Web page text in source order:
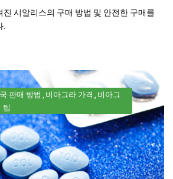
시알리스의 구매 방법 및 안전한 구매를
.
판매 방법 비아그라 가격
비아그
팁